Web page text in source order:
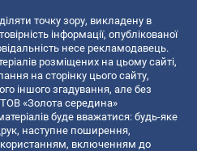
точку зору, викладену в
інформації, опублікованої
несе рекламодавець.
розміщених на цьому сайті,
на сторінку цього сайту,
іншого згадування, але без
«Золота середина»
буде вважатися: будь-яке
наступне поширення,
включенням до